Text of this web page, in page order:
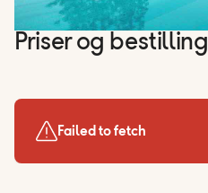
Priser og bestilling
Failed to fetch